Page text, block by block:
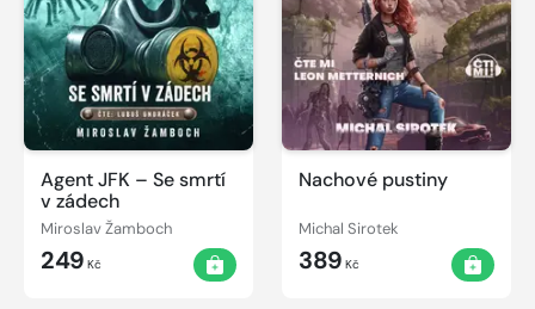
Agent JFK – Se smrtí
v zádech
Miroslav Žamboch
249 Kč
Nachové pustiny
Michal Sirotek
389 Kč